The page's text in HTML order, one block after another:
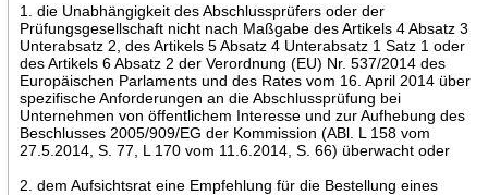
1. die Unabhängigkeit des Abschlussprüfers oder der
Prüfungsgesellschaft nicht nach Maßgabe des Artikels 4 Absatz 3
Unterabsatz 2, des Artikels 5 Absatz 4 Unterabsatz 1 Satz 1 oder
des Artikels 6 Absatz 2 der Verordnung (EU) Nr. 537/2014 des
Europäischen Parlaments und des Rates vom 16. April 2014 über
spezifische Anforderungen an die Abschlussprüfung bei
Unternehmen von öffentlichem Interesse und zur Aufhebung des
Beschlusses 2005/909/EG der Kommission (ABl. L 158 vom
27.5.2014, S. 77, L 170 vom 11.6.2014, S. 66) überwacht oder
2. dem Aufsichtsrat eine Empfehlung für die Bestellung eines